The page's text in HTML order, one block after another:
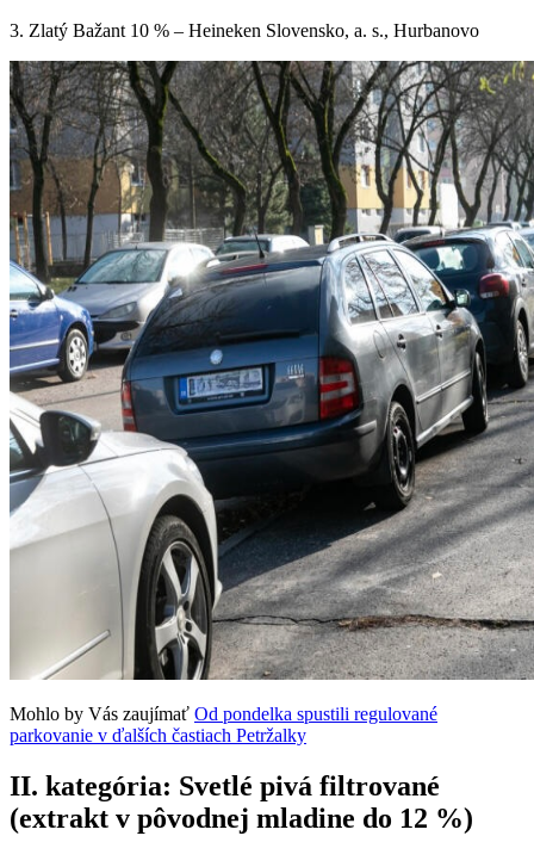
3. Zlatý Bažant 10 % – Heineken Slovensko, a. s., Hurbanovo
Mohlo by Vás zaujímať Od pondelka spustili regulované
parkovanie v ďalších častiach Petržalky
II. kategória: Svetlé pivá filtrované
(extrakt v pôvodnej mladine do 12 %)